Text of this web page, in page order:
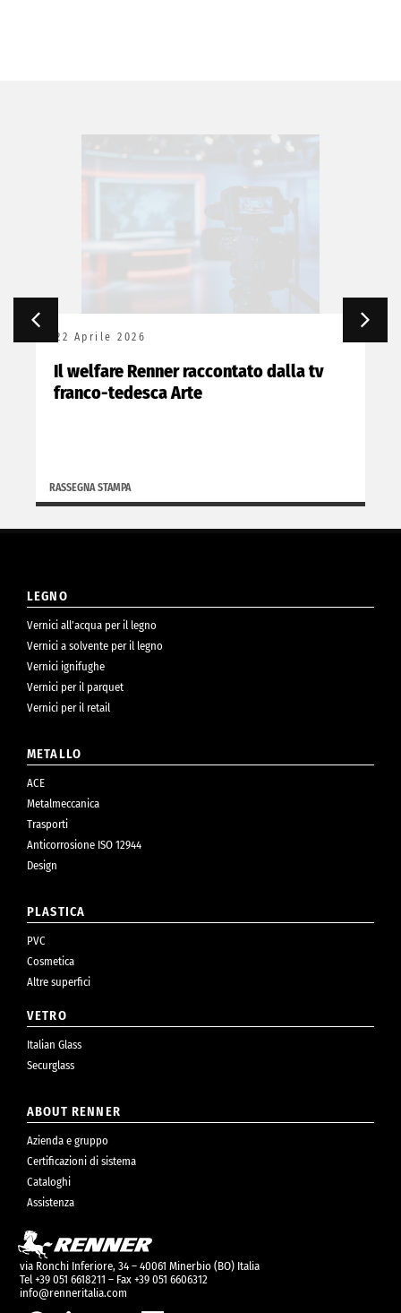
22 Aprile 2026
Il welfare Renner raccontato dalla tv
franco-tedesca Arte
RASSEGNA STAMPA
LEGNO
Vernici all’acqua per il legno
Vernici a solvente per il legno
Vernici ignifughe
Vernici per il parquet
Vernici per il retail
METALLO
ACE
Metalmeccanica
Trasporti
Anticorrosione ISO 12944
Design
PLASTICA
PVC
Cosmetica
Altre superfici
VETRO
Italian Glass
Securglass
ABOUT RENNER
Azienda e gruppo
Certificazioni di sistema
Cataloghi
Assistenza
via Ronchi Inferiore, 34 – 40061 Minerbio (BO) Italia
Tel +39 051 6618211 – Fax +39 051 6606312
info@renneritalia.com